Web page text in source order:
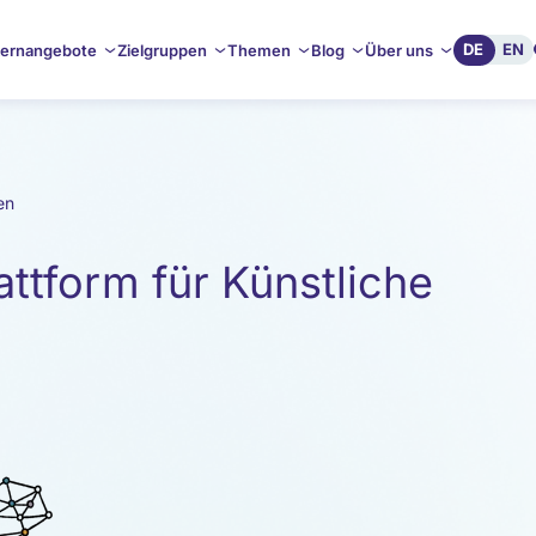
Zielgruppen Themen Blog Über uns DE EN
für Künstliche